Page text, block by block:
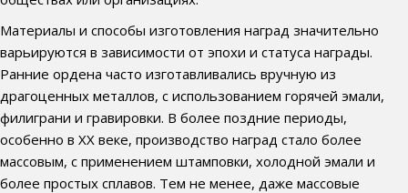
Материалы и способы изготовления наград значительно
варьируются в зависимости от эпохи и статуса награды.
Ранние ордена часто изготавливались вручную из
драгоценных металлов, с использованием горячей эмали,
филиграни и гравировки. В более поздние периоды,
особенно в XX веке, производство наград стало более
массовым, с применением штамповки, холодной эмали и
более простых сплавов. Тем не менее, даже массовые